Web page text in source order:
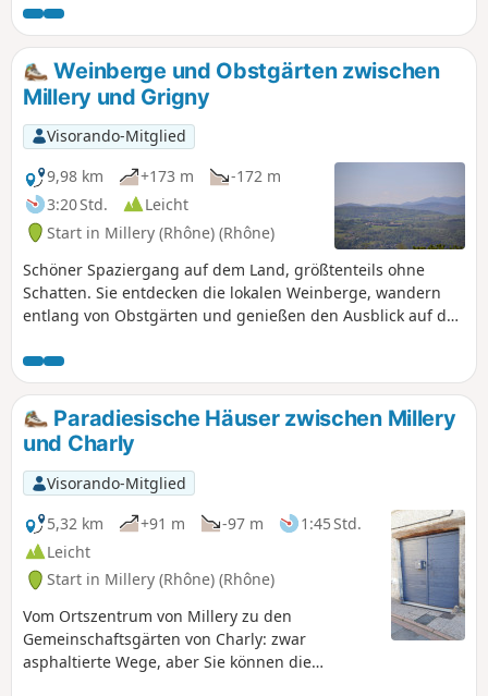
Weinberge und Obstgärten zwischen
Millery und Grigny
Visorando-Mitglied
9,98 km
+173 m
-172 m
3:20 Std.
Leicht
Start in Millery (Rhône) (Rhône)
Schöner Spaziergang auf dem Land, größtenteils ohne
Schatten. Sie entdecken die lokalen Weinberge, wandern
entlang von Obstgärten und genießen den Ausblick auf das
durchqueren einen Teil des Weindorfes Millery. Sehr gut
markierte Strecke (gelbe Markierung).
Paradiesische Häuser zwischen Millery
und Charly
Visorando-Mitglied
5,32 km
+91 m -97 m
1:45 Std.
Leicht
Start in Millery (Rhône) (Rhône)
Vom Ortszentrum von Millery zu den
Gemeinschaftsgärten von Charly: zwar
asphaltierte Wege, aber Sie können die